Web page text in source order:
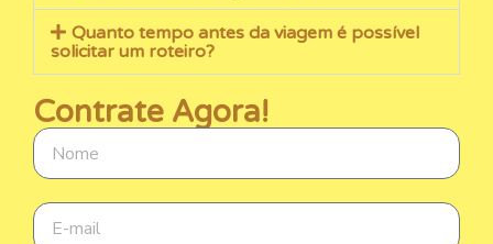
Quanto tempo antes da viagem é possível
solicitar um roteiro?
Contrate Agora!